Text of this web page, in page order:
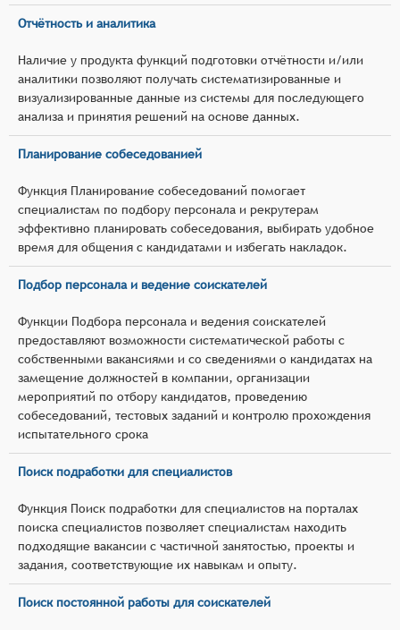
Отчётность и аналитика
Наличие у продукта функций подготовки отчётности и/или
аналитики позволяют получать систематизированные и
визуализированные данные из системы для последующего
анализа и принятия решений на основе данных.
Планирование собеседованией
Функция Планирование собеседований помогает
специалистам по подбору персонала и рекрутерам
эффективно планировать собеседования, выбирать удобное
время для общения с кандидатами и избегать накладок.
Подбор персонала и ведение соискателей
Функции Подбора персонала и ведения соискателей
предоставляют возможности систематической работы с
собственными вакансиями и со сведениями о кандидатах на
замещение должностей в компании, организации
мероприятий по отбору кандидатов, проведению
собеседований, тестовых заданий и контролю прохождения
испытательного срока
Поиск подработки для специалистов
Функция Поиск подработки для специалистов на порталах
поиска специалистов позволяет специалистам находить
подходящие вакансии с частичной занятостью, проекты и
задания, соответствующие их навыкам и опыту.
Поиск постоянной работы для соискателей